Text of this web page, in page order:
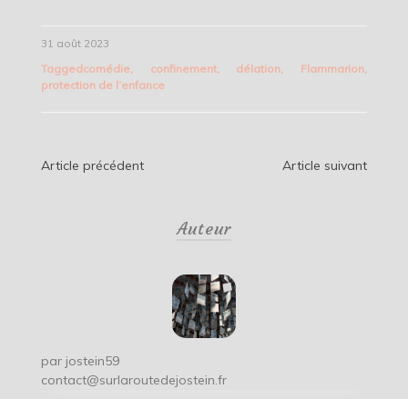
31 août 2023
Taggedcomédie, confinement, délation Flammarion
protection de l’enfance
Navigation
Article précédent Article suivant
Auteur
par jostein59
contact@surlaroutedejostein.fr